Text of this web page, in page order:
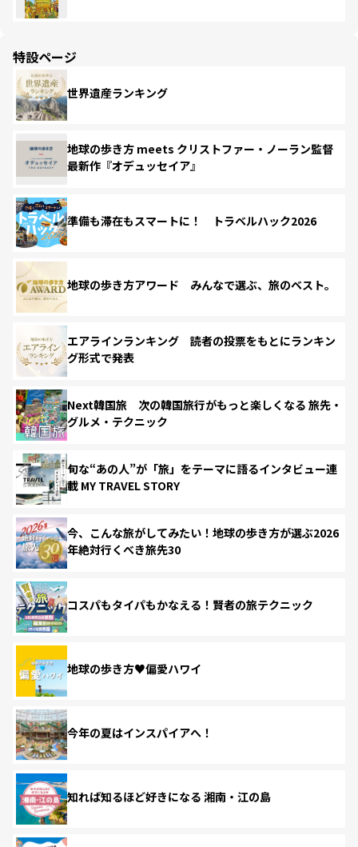
特設ページ
世界遺産ランキング
地球の歩き方 meets クリストファー・ノーラン監督
最新作『オデュッセイア』
準備も滞在もスマートに！ トラベルハック2026
地球の歩き方アワード みんなで選ぶ、旅のベスト。
エアラインランキング 読者の投票をもとにランキン
グ形式で発表
Next韓国旅 次の韓国旅行がもっと楽しくなる 旅先・
グルメ・テクニック
旬な“あの人”が「旅」をテーマに語るインタビュー連
載 MY TRAVEL STORY
今、こんな旅がしてみたい！地球の歩き方が選ぶ2026
年絶対行くべき旅先30
コスパもタイパもかなえる！賢者の旅テクニック
地球の歩き方♥偏愛ハワイ
今年の夏はインスパイアへ！
知れば知るほど好きになる 湘南・江の島